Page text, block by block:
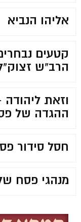
אליהו הנביא
קטעים
הרב"ש
וזאת
ההגדה של
חסל סידור
מנהגי פסח